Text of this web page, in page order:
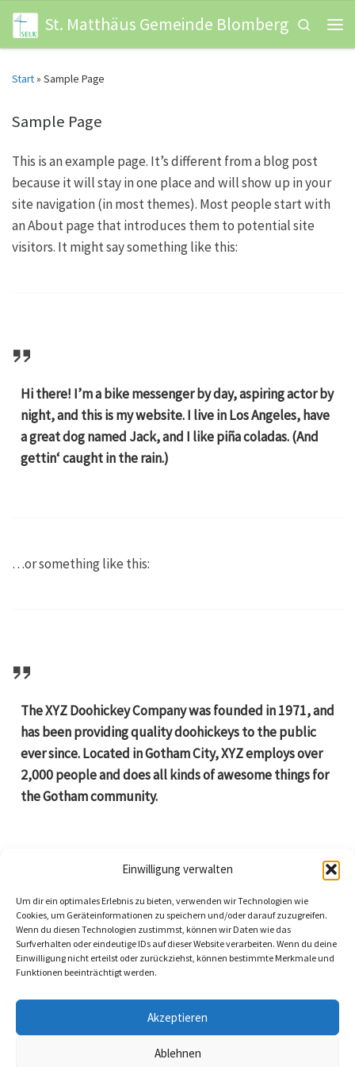
Einwilligung verwalten
Um dir ein optimales Erlebnis zu bieten, verwenden wir Technologien wie
Cookies, um Geräteinformationen zu speichern und/oder darauf zuzugreifen.
Wenn du diesen Technologien zustimmst, können wir Daten wie das
Surfverhalten oder eindeutige IDs auf dieser Website verarbeiten. Wenn du deine
Einwilligung nicht erteilst oder zurückziehst, können bestimmte Merkmale und
Funktionen beeinträchtigt werden.
Akzeptieren
Ablehnen
Zum Inhalt springen
St. Matthäus Gemeinde Blomberg
Search
Start» Sample Page
Sample Page
This is an example page. It’s different from a blog post
because it will stay in one place and will show up in your
site navigation (in most themes). Most people start with
an About page that introduces them to potential site
visitors. It might say something like this:
Hi there! I’m a bike messenger by day, aspiring actor by
night, and this is my website. I live in Los Angeles, have
a great dog named Jack, and I like piña coladas. (And
gettin‘ caught in the rain.)
…or something like this:
The XYZ Doohickey Company was founded in 1971, and
has been providing quality doohickeys to the public
ever since. Located in Gotham City, XYZ employs over
2,000 people and does all kinds of awesome things for
the Gotham community.
As a new WordPress user, you should go toyour
dashboardto delete this page and create new pages for
your content. Have fun!